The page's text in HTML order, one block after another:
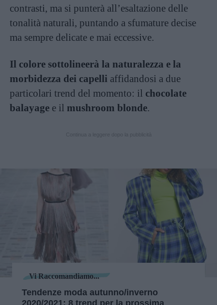
contrasti, ma si punterà all’esaltazione delle
tonalità naturali, puntando a sfumature decise
ma sempre delicate e mai eccessive.
Il colore sottolineerà la naturalezza e la
morbidezza dei capelli affidandosi a due
particolari trend del momento: il chocolate
balayage e il mushroom blonde.
Vi Raccomandiamo...
Tendenze moda autunno/inverno
2020/2021: 8 trend per la prossima